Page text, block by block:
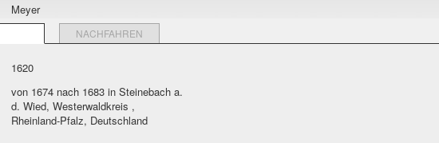
Meyer
NACHFAHREN
1620
von 1674 nach 1683 in Steinebach a.
d. Wied, Westerwaldkreis ,
Rheinland-Pfalz, Deutschland